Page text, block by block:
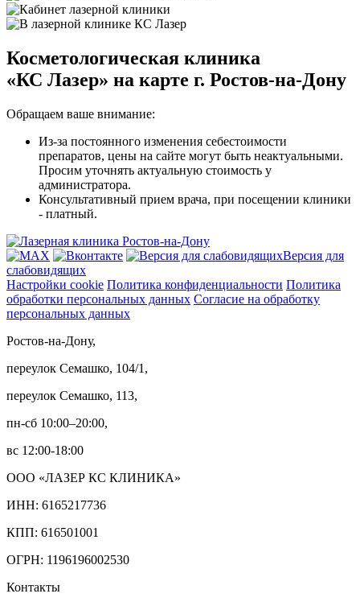
Косметологическая клиника
«КС Лазер» на карте г. Ростов-на-Дону
Обращаем ваше внимание:
Из-за постоянного изменения себестоимости
препаратов, цены на сайте могут быть неактуальными.
Просим уточнять актуальную стоимость у
администратора.
Консультативный прием врача, при посещении клиники
- платный.
Версия для
слабовидящих
Настройки cookie Политика конфиденциальности Политика
обработки персональных данных Согласие на обработку
персональных данных
Ростов-на-Дону,
переулок Семашко, 104/1,
переулок Семашко, 113,
пн-сб 10:00–20:00,
вс 12:00-18:00
ООО «ЛАЗЕР КС КЛИНИКА»
ИНН: 6165217736
КПП: 616501001
ОГРН: 1196196002530
Контакты